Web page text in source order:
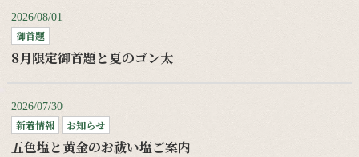
2026/08/01
御首題
8月限定御首題と夏のゴン太
2026/07/30
新着情報 お知らせ
五色塩と黄金のお祓い塩ご案内